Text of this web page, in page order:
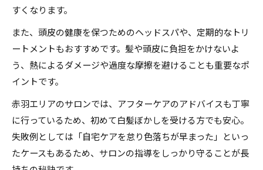
すくなります。
また、頭皮の健康を保つためのヘッドスパや、定期的なトリ
ートメントもおすすめです。髪や頭皮に負担をかけないよ
う、熱によるダメージや過度な摩擦を避けることも重要なポ
イントです。
赤羽エリアのサロンでは、アフターケアのアドバイスも丁寧
に行っているため、初めて白髪ぼかしを受ける方でも安心。
失敗例としては「自宅ケアを怠り色落ちが早まった」といっ
たケースもあるため、サロンの指導をしっかり守ることが長